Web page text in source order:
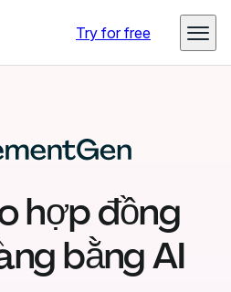
Try for free
hợp đồng
bằng AI